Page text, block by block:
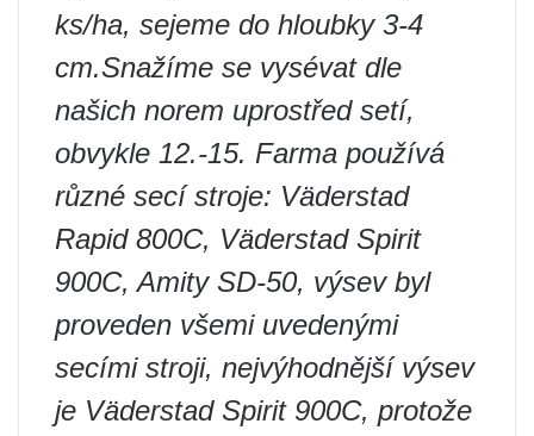
ks/ha, sejeme do hloubky 3-4
cm.Snažíme se vysévat dle
našich norem uprostřed setí,
obvykle 12.-15. Farma používá
různé secí stroje: Väderstad
Rapid 800C, Väderstad Spirit
900C, Amity SD-50, výsev byl
proveden všemi uvedenými
secími stroji, nejvýhodnější výsev
je Väderstad Spirit 900C, protože